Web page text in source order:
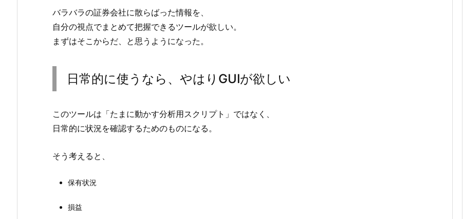
バラバラの証券会社に散らばった情報を、
自分の視点でまとめて把握できるツールが欲しい。
まずはそこからだ、と思うようになった。
日常的に使うなら、やはりGUIが欲しい
このツールは「たまに動かす分析用スクリプト」ではなく、
日常的に状況を確認するためのものになる。
そう考えると、
保有状況
損益